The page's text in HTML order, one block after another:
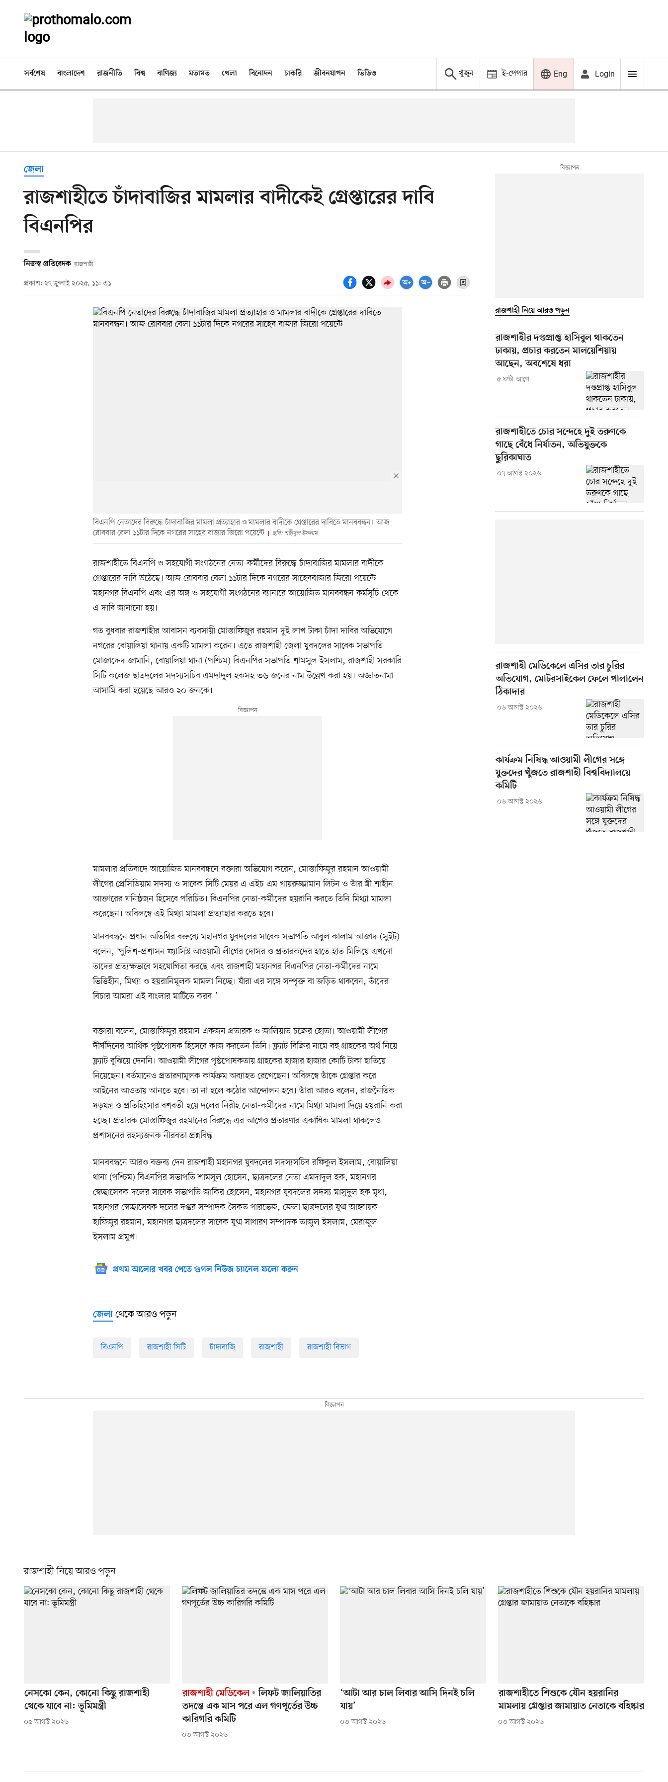
সর্বশেষ বাংলাদেশ রাজনীতি বিশ্ব বাণিজ্য মতামত খেলা বিনোদন চাকরি জীবনযাপন ভিডিও খুঁজুন ই-পেপার Eng Login
জেলা
রাজশাহীতে চাঁদাবাজির মামলার বাদীকেই গ্রেপ্তারের দাবি
বিএনপির
নিজস্ব প্রতিবেদক রাজশাহী
প্রকাশ: ২৭ জুলাই ২০২৫, ১১: ৩১
বিএনপি নেতাদের বিরুদ্ধে চাঁদাবাজির মামলা প্রত্যাহার ও মামলার বাদীকে গ্রেপ্তারের দাবিতে মানববন্ধন। আজ
রোববার বেলা ১১টার দিকে নগরের সাহেব বাজার জিরো পয়েন্টে
ছবি: শহীদুল ইসলাম
রাজশাহীতে বিএনপি ও সহযোগী সংগঠনের নেতা-কর্মীদের বিরুদ্ধে চাঁদাবাজির মামলার বাদীকে
গ্রেপ্তারের দাবি উঠেছে। আজ রোববার বেলা ১১টার দিকে নগরের সাহেববাজার জিরো পয়েন্টে
মহানগর বিএনপি এবং এর অঙ্গ ও সহযোগী সংগঠনের ব্যানারে আয়োজিত মানববন্ধন কর্মসূচি থেকে
এ দাবি জানানো হয়।
গত বুধবার রাজশাহীর আবাসন ব্যবসায়ী মোস্তাফিজুর রহমান দুই লাখ টাকা চাঁদা দাবির অভিযোগে
নগরের বোয়ালিয়া থানায় একটি মামলা করেন। এতে রাজশাহী জেলা যুবদলের সাবেক সভাপতি
মোজাদ্দেদ জামানি, বোয়ালিয়া থানা (পশ্চিম) বিএনপির সভাপতি শামসুল ইসলাম, রাজশাহী সরকারি
সিটি কলেজ ছাত্রদলের সদস্যসচিব এমদাদুল হকসহ ৩৬ জনের নাম উল্লেখ করা হয়। অজ্ঞাতনামা
আসামি করা হয়েছে আরও ২০ জনকে।
মামলার প্রতিবাদে আয়োজিত মানববন্ধনে বক্তারা অভিযোগ করেন, মোস্তাফিজুর রহমান আওয়ামী
লীগের প্রেসিডিয়াম সদস্য ও সাবেক সিটি মেয়র এ এইচ এম খায়রুজ্জামান লিটন ও তাঁর স্ত্রী শাহীন
আক্তারের ঘনিষ্ঠজন হিসেবে পরিচিত। বিএনপির নেতা-কর্মীদের হয়রানি করতে তিনি মিথ্যা মামলা
করেছেন। অবিলম্বে এই মিথ্যা মামলা প্রত্যাহার করতে হবে।
মানববন্ধনে প্রধান অতিথির বক্তব্যে মহানগর যুবদলের সাবেক সভাপতি আবুল কালাম আজাদ (সুইট)
বলেন, ‘পুলিশ-প্রশাসন ফ্যাসিস্ট আওয়ামী লীগের দোসর ও প্রতারকদের হাতে হাত মিলিয়ে এখনো
তাদের প্রত্যক্ষভাবে সহযোগিতা করছে এবং রাজশাহী মহানগর বিএনপির নেতা-কর্মীদের নামে
ভিত্তিহীন, মিথ্যা ও হয়রানিমূলক মামলা নিচ্ছে। যাঁরা এর সঙ্গে সম্পৃক্ত বা জড়িত থাকবেন, তাঁদের
বিচার আমরা এই বাংলার মাটিতে করব।’
বক্তারা বলেন, মোস্তাফিজুর রহমান একজন প্রতারক ও জালিয়াত চক্রের হোতা। আওয়ামী লীগের
দীর্ঘদিনের আর্থিক পৃষ্ঠপোষক হিসেবে কাজ করতেন তিনি। ফ্ল্যাট বিক্রির নামে বহু গ্রাহকের অর্থ নিয়ে
ফ্ল্যাট বুঝিয়ে দেননি। আওয়ামী লীগের পৃষ্ঠপোষকতায় গ্রাহকের হাজার হাজার কোটি টাকা হাতিয়ে
নিয়েছেন। বর্তমানেও প্রতারণামূলক কার্যক্রম অব্যাহত রেখেছেন। অবিলম্বে তাঁকে গ্রেপ্তার করে
আইনের আওতায় আনতে হবে। তা না হলে কঠোর আন্দোলন হবে। তাঁরা আরও বলেন, রাজনৈতিক
ষড়যন্ত্র ও প্রতিহিংসার বশবর্তী হয়ে দলের নিরীহ নেতা-কর্মীদের নামে মিথ্যা মামলা দিয়ে হয়রানি করা
হচ্ছে। প্রতারক মোস্তাফিজুর রহমানের বিরুদ্ধে এর আগেও প্রতারণার একাধিক মামলা থাকলেও
প্রশাসনের রহস্যজনক নীরবতা প্রশ্নবিদ্ধ।
মানববন্ধনে আরও বক্তব্য দেন রাজশাহী মহানগর যুবদলের সদস্যসচিব রফিকুল ইসলাম, বোয়ালিয়া
থানা (পশ্চিম) বিএনপির সভাপতি শামসুল হোসেন, ছাত্রদলের নেতা এমদাদুল হক, মহানগর
স্বেচ্ছাসেবক দলের সাবেক সভাপতি জাকির হোসেন, মহানগর যুবদলের সদস্য মাসুদুল হক মৃধা,
মহানগর স্বেচ্ছাসেবক দলের দপ্তর সম্পাদক সৈকত পারভেজ, জেলা ছাত্রদলের যুগ্ম আহ্বায়ক
হাফিজুর রহমান, মহানগর ছাত্রদলের সাবেক যুগ্ম সাধারণ সম্পাদক তাজুল ইসলাম, মেরাজুল
ইসলাম প্রমুখ।
প্রথম আলোর খবর পেতে গুগল নিউজ চ্যানেল ফলো করুন
জেলা থেকে আরও পড়ুন
বিএনপি রাজশাহী সিটি চাঁদাবাজি রাজশাহী রাজশাহী বিভাগ
রাজশাহী নিয়ে আরও পড়ুন
রাজশাহীর দণ্ডপ্রাপ্ত হাসিবুল থাকতেন
ঢাকায়, প্রচার করতেন মালয়েশিয়ায়
আছেন, অবশেষে ধরা
৫ ঘণ্টা আগে
রাজশাহীতে চোর সন্দেহে দুই তরুণকে
গাছে বেঁধে নির্যাতন, অভিযুক্তকে
ছুরিকাঘাত
০৭ আগস্ট ২০২৬
রাজশাহী মেডিকেলে এসির তার চুরির
অভিযোগ, মোটরসাইকেল ফেলে পালালেন
ঠিকাদার
০৬ আগস্ট ২০২৬
কার্যক্রম নিষিদ্ধ আওয়ামী লীগের সঙ্গে
যুক্তদের খুঁজতে রাজশাহী বিশ্ববিদ্যালয়ে
কমিটি
০৬ আগস্ট ২০২৬
রাজশাহী নিয়ে আরও পড়ুন
নেসকো কেন, কোনো কিছু রাজশাহী
থেকে যাবে না: ভূমিমন্ত্রী
০৫ আগস্ট ২০২৬
রাজশাহী মেডিকেল
লিফট জালিয়াতির
তদন্তে এক মাস পরে এল গণপূর্তের উচ্চ
কারিগরি কমিটি
০৩ আগস্ট ২০২৬
‘আটা আর চাল লিবার আসি দিনই চলি
যায়’
০৩ আগস্ট ২০২৬
রাজশাহীতে শিশুকে যৌন হয়রানির
মামলায় গ্রেপ্তার জামায়াত নেতাকে বহিষ্কার
০৩ আগস্ট ২০২৬